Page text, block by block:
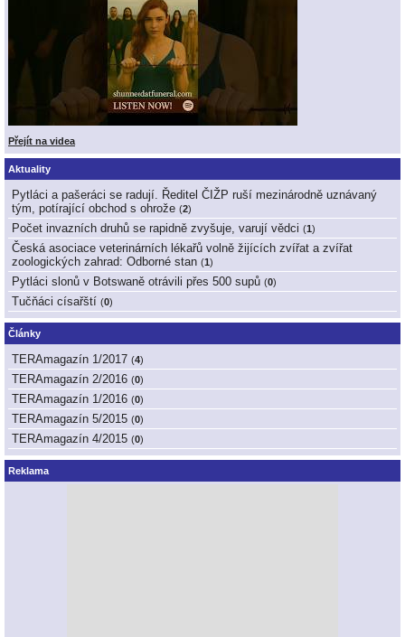
Přejít na videa
Aktuality
Pytláci a pašeráci se radují. Ředitel ČIŽP ruší mezinárodně uznávaný
tým, potírající obchod s ohrože (2)
Počet invazních druhů se rapidně zvyšuje, varují vědci (1 )
Česká asociace veterinárních lékařů volně žijících zvířat a zvířat
zoologických zahrad: Odborné stan (1 )
Pytláci slonů v Botswaně otrávili přes 500 supů (0)
Tučňáci císařští (0)
Články
TERAmagazín 1/2017 (4)
TERAmagazín 2/2016 (0)
TERAmagazín 1/2016 (0)
TERAmagazín 5/2015 (0)
TERAmagazín 4/2015 (0)
Reklama